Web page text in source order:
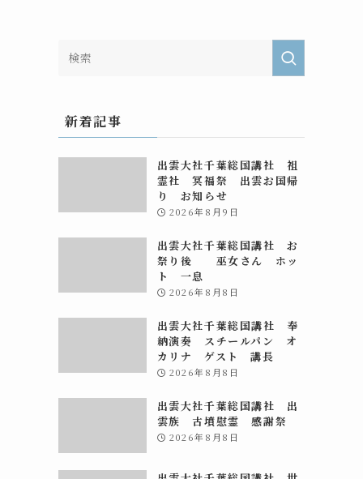
新着記事
出雲大社千葉総国講社 祖
霊社 冥福祭 出雲お国帰
り お知らせ
2026年8月9日
出雲大社千葉総国講社 お
祭り後 巫女さん ホッ
ト 一息
2026年8月8日
出雲大社千葉総国講社 奉
納演奏 スチールパン オ
カリナ ゲスト 講長
2026年8月8日
出雲大社千葉総国講社 出
雲族 古墳慰霊 感謝祭
2026年8月8日